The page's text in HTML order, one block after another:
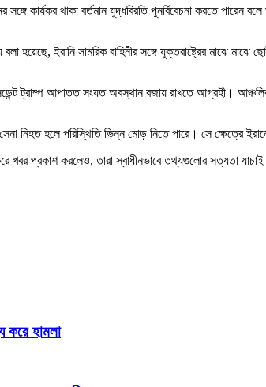
কার্যকর থাকা বর্তমান যুদ্ধবিরতি পুনর্বিবেচনা করতে পারেন
বলা হয়েছে, ইরানি সামরিক বাহিনীর সঙ্গে যুক্তরাষ্ট্রের
ট্রাম্প আপাতত সংযত অবস্থান বজায় রাখতে আগ্রহী।
নিহত হলে পরিস্থিতি ভিন্ন মোড় নিতে পারে। সে ক্ষেত্রে
খবর প্রকাশ করলেও, তারা স্বাধীনভাবে তথ্যগুলোর সত্যতা যাচাই
করে হামলা